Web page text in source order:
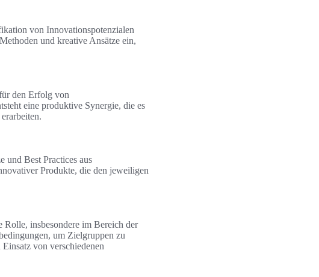
von Innovationspotenzialen
und kreative Ansätze ein,
den Erfolg von
eine produktive Synergie, die es
und Best Practices aus
Produkte, die den jeweiligen
Rolle, insbesondere im Bereich der
um Zielgruppen zu
von verschiedenen